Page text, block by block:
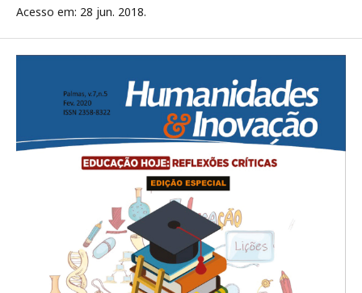
Acesso em: 28 jun. 2018.